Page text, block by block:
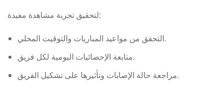
لتحقيق تجربة مشاهدة مفيدة:
التحقق من مواعيد المباريات والتوقيت المحلي.
متابعة الإحصائيات اليومية لكل فريق.
مراجعة حالة الإصابات وتأثيرها على تشكيل الفريق.